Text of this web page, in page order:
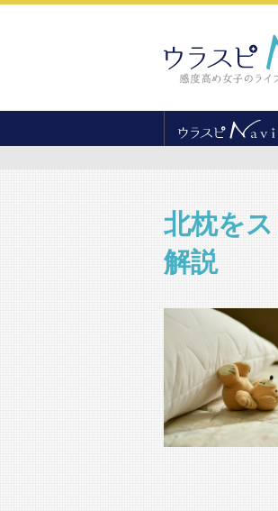
北枕を
解説